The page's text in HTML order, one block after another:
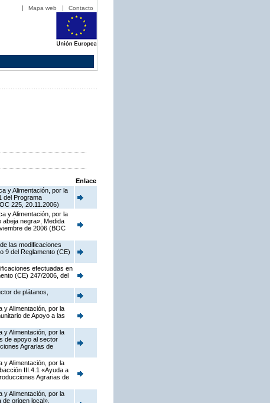
Mapa web Contacto
Enlace
y Alimentación, por la
del Programa
225, 20.11.2006)
y Alimentación, por la
negra», Medida
de 2006 (BOC
las modificaciones
9 del Reglamento (CE)
efectuadas en
(CE) 247/2006, del
de plátanos,
y Alimentación, por la
de Apoyo a las
y Alimentación, por la
de apoyo al sector
Agrarias de
y Alimentación, por la
III.4.1 «Ayuda a
Agrarias de
y Alimentación, por la
origen local»,